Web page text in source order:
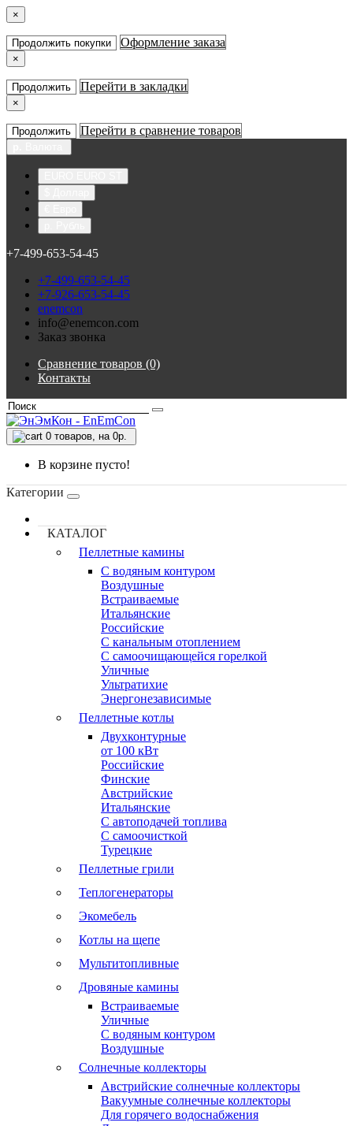
×
Продолжить покупки Оформление заказа
×
Продолжить Перейти в закладки
×
Продолжить Перейти в сравнение товаров
+7-499-653-54-45
+7-499-653-54-45
+7-926-653-54-45
enemcon
info@enemcon.com
Заказ звонка
Сравнение товаров (0)
Контакты
0 товаров, на 0р.
В корзине пусто!
Категории
КАТАЛОГ
Пеллетные камины
C водяным контуром
Воздушные
Встраиваемые
Итальянские
Российские
С канальным отоплением
С самоочищающейся горелкой
Уличные
Ультратихие
Энергонезависимые
Пеллетные котлы
Двухконтурные
от 100 кВт
Российские
Финские
Австрийские
Итальянские
С автоподачей топлива
С самоочисткой
Турецкие
Пеллетные грили
Теплогенераторы
Экомебель
Котлы на щепе
Мультитопливные
Дровяные камины
Встраиваемые
Уличные
С водяным контуром
Воздушные
Солнечные коллекторы
Австрийские солнечные коллекторы
Вакуумные солнечные коллекторы
Для горячего водоснабжения